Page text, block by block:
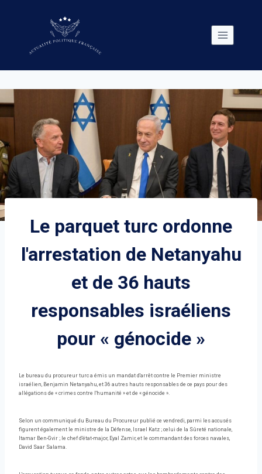
Le parquet turc ordonne
l'arrestation de Netanyahu
et de 36 hauts
responsables israéliens
pour « génocide »
Le bureau du procureur turc a émis un mandat d'arrêt contre le Premier ministre
israélien, Benjamin Netanyahu, et 36 autres hauts responsables de ce pays pour des
allégations de « crimes contre l'humanité » et de « génocide ».
Selon un communiqué du Bureau du Procureur publié ce vendredi, parmi les accusés
figurent également le ministre de la Défense, Israel Katz ; celui de la Sûreté nationale,
Itamar Ben-Gvir ; le chef d'état-major, Eyal Zamir, et le commandant des forces navales,
David Saar Salama.